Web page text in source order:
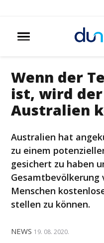
Wenn der
ist, wird
Australien
Australien hat
zu einem
gesichert zu haben
Gesamtbevölkerung
Menschen
stellen zu können.
NEWS 19. 08. 2020.